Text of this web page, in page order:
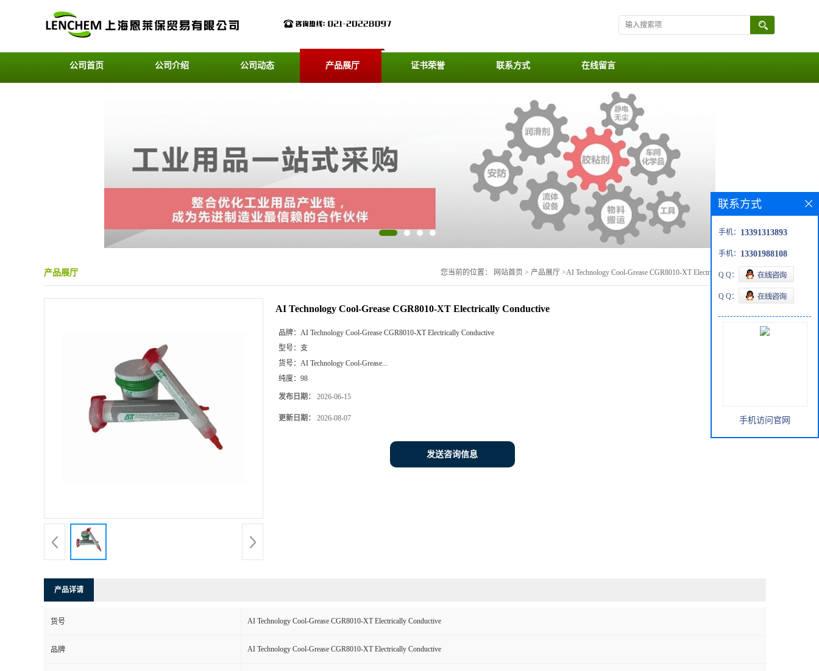
公司首页 公司介绍 公司动态 产品展厅 证书荣誉 联系方式 在线留言
产品展厅 您当前的位置： 网站首页 > 产品展厅 >AI Technology Cool-Grease CGR8010-XT Electrically Conductive
AI Technology Cool-Grease CGR8010-XT Electrically Conductive
品牌： AI Technology Cool-Grease CGR8010-XT Electrically Conductive
型号： 支
货号： AI Technology Cool-Grease...
纯度： 98
发布日期： 2026-06-15
更新日期： 2026-08-07
发送咨询信息
产品详请
货号 AI Technology Cool-Grease CGR8010-XT Electrically Conductive
品牌 AI Technology Cool-Grease CGR8010-XT Electrically Conductive
联系方式
手机： 13391313893
手机： 13301988108
Q Q：
Q Q：
手机访问官网